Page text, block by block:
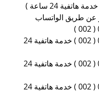
24 ساعة )
عن طريق الواتساب